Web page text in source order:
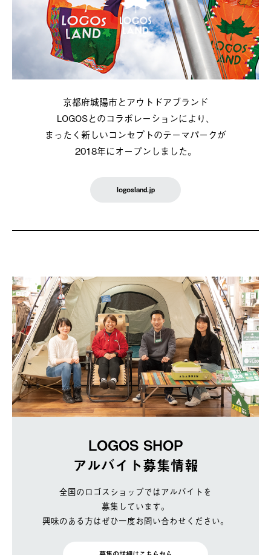
京都府城陽市とアウトドアブランド
LOGOSとのコラボレーションにより、
まったく新しいコンセプトのテーマパークが
2018年にオープンしました。
logosland.jp
LOGOS SHOP
アルバイト募集情報
全国のロゴスショップではアルバイトを
募集しています。
興味のある方はぜひ一度お問い合わせください。